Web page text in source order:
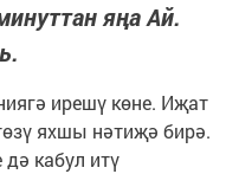
яңа Ай.
ирешү көне. Иҗат
яхшы нәтиҗә бирә.
кабул итү